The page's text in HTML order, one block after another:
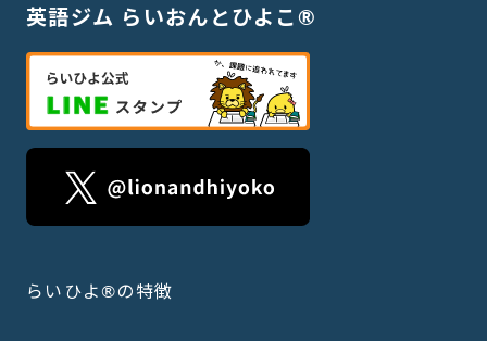
英語ジム らいおんとひよこ®
らいひよ®の特徴